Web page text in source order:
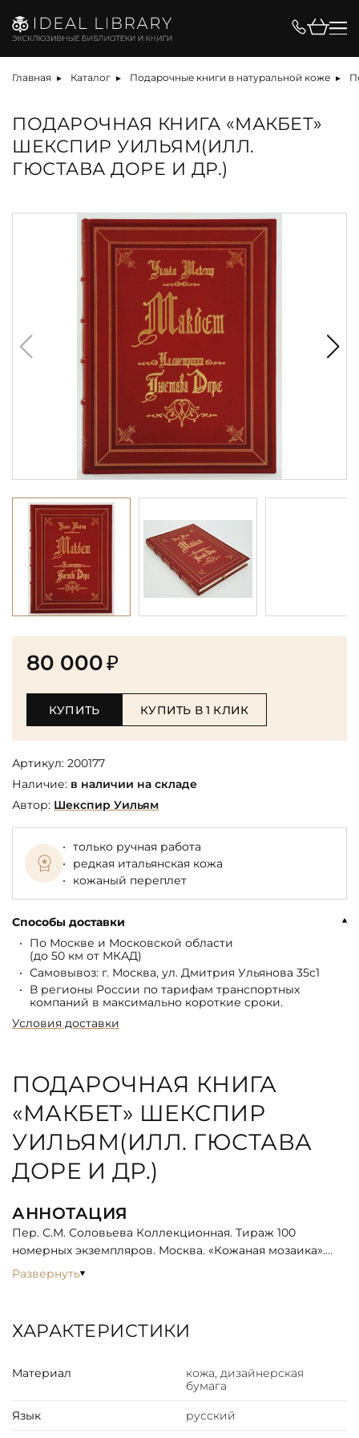
Главная Каталог Подарочные книги в натуральной коже
ПОДАРОЧНАЯ КНИГА «МАКБЕТ»
ШЕКСПИР УИЛЬЯМ(ИЛЛ.
ГЮСТАВА ДОРЕ И ДР.)
80 000₽
КУПИТЬ КУПИТЬ В 1 КЛИК
Артикул: 200177
Наличие: в наличии на складе
Автор: Шекспир Уильям
только ручная работа
редкая итальянская кожа
кожаный переплет
Способы доставки
По Москве и Московской области
(до 50 км от МКАД)
Самовывоз: г. Москва, ул. Дмитрия Ульянова 35с1
В регионы России по тарифам транспортных
компаний в максимально короткие сроки.
Условия доставки
ПОДАРОЧНАЯ КНИГА
«МАКБЕТ» ШЕКСПИР
УИЛЬЯМ(ИЛЛ. ГЮСТАВА
ДОРЕ И ДР.)
АННОТАЦИЯ
Пер. С.М. Соловьева Коллекционная. Тираж 100
номерных экземпляров. Москва. «Кожаная мозаика».
2019. Выход в свет трагедии Шекспира «Макбет» с
французского художника известно, что незадолго до
смерти он объявил о начале работы над колоссальным
произведениям Шекспира. К сожалению,
безвременная кончина прервала работу блестящего
мастера, человека, который всегда выполнял свои
обещания, поражая современников масштабами своей
Развернуть
ХАРАКТЕРИСТИКИ
Материал
кожа, дизайнерская
бумага
Язык русский